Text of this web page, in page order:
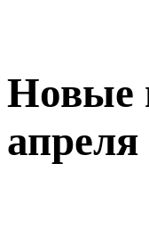
Новые
апреля